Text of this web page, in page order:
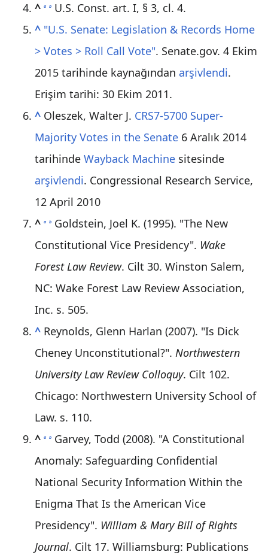
^ a b
U.S. Const. art. I, § 3, cl. 4.
^ "U.S. Senate: Legislation & Records Home
> Votes > Roll Call Vote". Senate.gov. 4 Ekim
2015 tarihinde kaynağından arşivlendi.
Erişim tarihi: 30 Ekim 2011.
^ Oleszek, Walter J. CRS7-5700 Super-
Majority Votes in the Senate6 Aralık 2014
tarihinde Wayback Machinesitesinde
arşivlendi. Congressional Research Service,
12 April 2010
^ a b
Goldstein, Joel K. (1995). "The New
Constitutional Vice Presidency". Wake
Forest Law Review. Cilt 30. Winston Salem,
NC: Wake Forest Law Review Association,
Inc. s. 505.
^ Reynolds, Glenn Harlan (2007). "Is Dick
Cheney Unconstitutional?". Northwestern
University Law Review Colloquy. Cilt 102.
Chicago: Northwestern University School of
Law. s. 110.
^ a b
Garvey, Todd (2008). "A Constitutional
Anomaly: Safeguarding Confidential
National Security Information Within the
Enigma That Is the American Vice
Presidency". William & Mary Bill of Rights
Journal. Cilt 17. Williamsburg: Publications